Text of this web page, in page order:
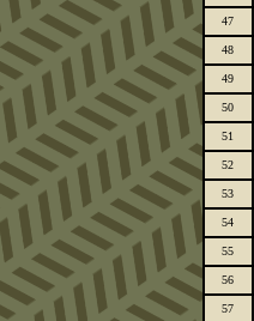
47
48
49
50
51
52
53
54
55
56
57